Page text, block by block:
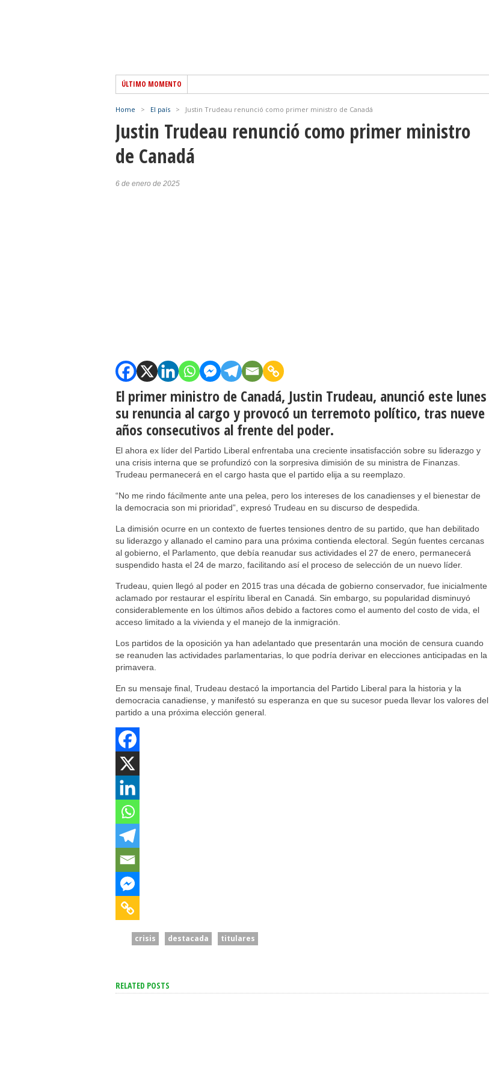
ÚLTIMO MOMENTO
Home > El país > Justin Trudeau renunció como primer ministro de Canadá
Justin Trudeau renunció como primer ministro
de Canadá
6 de enero de 2025
El primer ministro de Canadá, Justin Trudeau, anunció este lunes
su renuncia al cargo y provocó un terremoto político, tras nueve
años consecutivos al frente del poder.
El ahora ex líder del Partido Liberal enfrentaba una creciente insatisfacción sobre su liderazgo y
una crisis interna que se profundizó con la sorpresiva dimisión de su ministra de Finanzas.
Trudeau permanecerá en el cargo hasta que el partido elija a su reemplazo.
“No me rindo fácilmente ante una pelea, pero los intereses de los canadienses y el bienestar de
la democracia son mi prioridad”, expresó Trudeau en su discurso de despedida.
La dimisión ocurre en un contexto de fuertes tensiones dentro de su partido, que han debilitado
su liderazgo y allanado el camino para una próxima contienda electoral. Según fuentes cercanas
al gobierno, el Parlamento, que debía reanudar sus actividades el 27 de enero, permanecerá
suspendido hasta el 24 de marzo, facilitando así el proceso de selección de un nuevo líder.
Trudeau, quien llegó al poder en 2015 tras una década de gobierno conservador, fue inicialmente
aclamado por restaurar el espíritu liberal en Canadá. Sin embargo, su popularidad disminuyó
considerablemente en los últimos años debido a factores como el aumento del costo de vida, el
acceso limitado a la vivienda y el manejo de la inmigración.
Los partidos de la oposición ya han adelantado que presentarán una moción de censura cuando
se reanuden las actividades parlamentarias, lo que podría derivar en elecciones anticipadas en la
primavera.
En su mensaje final, Trudeau destacó la importancia del Partido Liberal para la historia y la
democracia canadiense, y manifestó su esperanza en que su sucesor pueda llevar los valores del
partido a una próxima elección general.
crisis destacada titulares
RELATED POSTS